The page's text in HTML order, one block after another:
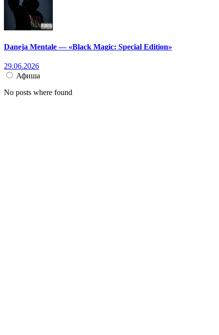
Daneja Mentale — «Black Magic: Special Edition»
29.06.2026
Афиша
No posts where found